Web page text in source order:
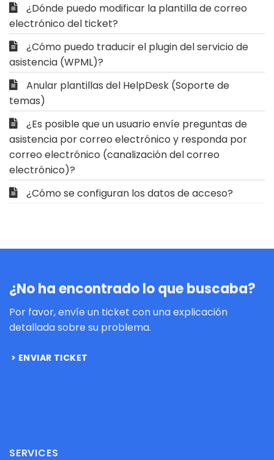
¿Dónde puedo modificar la plantilla de correo
electrónico del ticket?
¿Cómo puedo traducir el plugin del servicio de
asistencia (WPML)?
Anular plantillas del HelpDesk (Soporte de
temas)
¿Es posible que un usuario envíe preguntas de
asistencia por correo electrónico y responda por
correo electrónico (canalización del correo
electrónico)?
¿Cómo se configuran los datos de acceso?
¿No ha encontrado lo que buscaba?
Por favor, envíe un ticket con una explicación
detallada sobre su problema.
ENVIAR TICKET
SERVICES